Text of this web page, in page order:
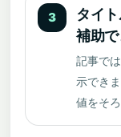
3
タイ
補助
記事で
示でき
値をそ